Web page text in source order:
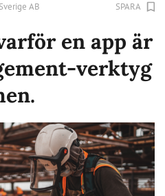
AB SPARA
en app är
verktyg